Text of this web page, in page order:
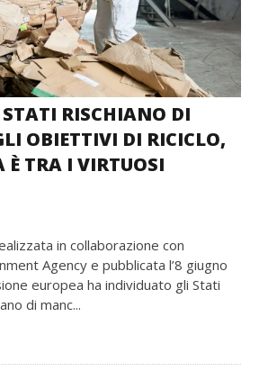
STATI RISCHIANO DI
OBIETTIVI DI RICICLO,
È TRA I VIRTUOSI
in collaborazione con
Agency e pubblicata l’8 giugno
europea ha individuato gli Stati
di manc...